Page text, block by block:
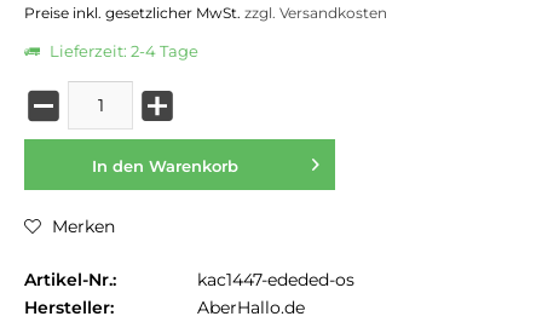
Preise inkl. gesetzlicher MwSt. zzgl. Versandkosten
Lieferzeit: 2-4 Tage
In den Warenkorb
Merken
Artikel-Nr.:
kac1447-ededed-os
Hersteller:
AberHallo.de